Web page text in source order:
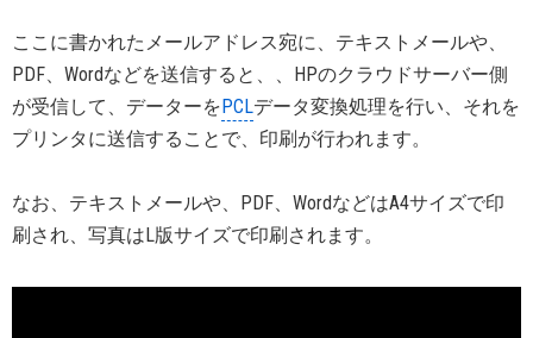
ここに書かれたメールアドレス宛に、テキストメールや、
PDF、Wordなどを送信すると、、HPのクラウドサーバー側
が受信して、データーをPCLデータ変換処理を行い、それを
プリンタに送信することで、印刷が行われます。
なお、テキストメールや、PDF、WordなどはA4サイズで印
刷され、写真はL版サイズで印刷されます。